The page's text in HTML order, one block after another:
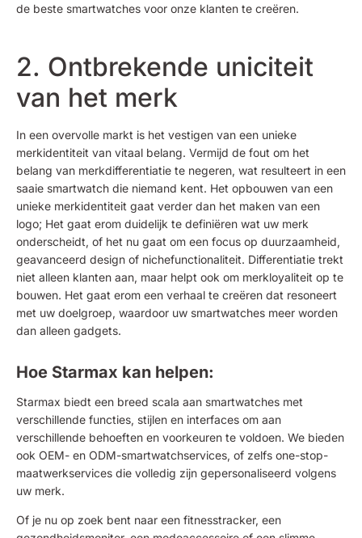
de beste smartwatches voor onze klanten te creëren.
2. Ontbrekende uniciteit
van het merk
In een overvolle markt is het vestigen van een unieke
merkidentiteit van vitaal belang. Vermijd de fout om het
belang van merkdifferentiatie te negeren, wat resulteert in een
saaie smartwatch die niemand kent. Het opbouwen van een
unieke merkidentiteit gaat verder dan het maken van een
logo; Het gaat erom duidelijk te definiëren wat uw merk
onderscheidt, of het nu gaat om een focus op duurzaamheid,
geavanceerd design of nichefunctionaliteit. Differentiatie trekt
niet alleen klanten aan, maar helpt ook om merkloyaliteit op te
bouwen. Het gaat erom een verhaal te creëren dat resoneert
met uw doelgroep, waardoor uw smartwatches meer worden
dan alleen gadgets.
Hoe Starmax kan helpen:
Starmax biedt een breed scala aan smartwatches met
verschillende functies, stijlen en interfaces om aan
verschillende behoeften en voorkeuren te voldoen. We bieden
ook OEM- en ODM-smartwatchservices, of zelfs one-stop-
maatwerkservices die volledig zijn gepersonaliseerd volgens
uw merk.
Of je nu op zoek bent naar een fitnesstracker, een